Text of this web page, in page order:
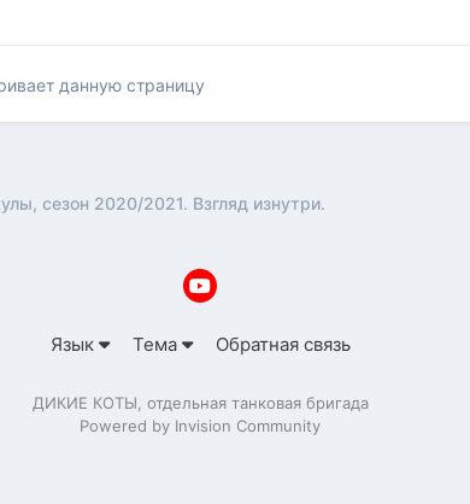
данную страницу
сезон 2020/2021. Взгляд изнутри.
Язык Тема Обратная связь
ДИКИЕ КОТЫ, отдельная танковая бригада
Powered by Invision Community